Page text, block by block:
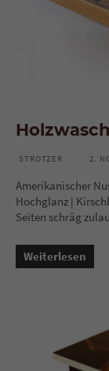
STROTZER 2.
Amerikanischer
Hochglanz |
Seiten schräg
Weiterlesen